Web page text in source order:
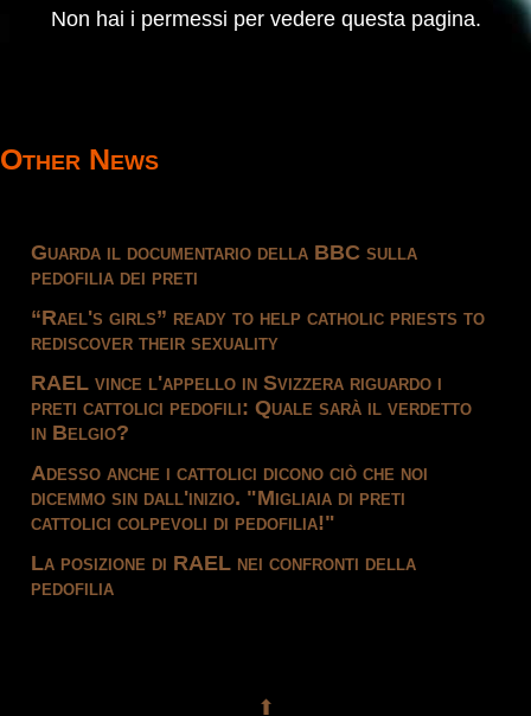
Non hai i permessi per vedere questa pagina.
Other News
Guarda il documentario della BBC sulla
pedofilia dei preti
“Rael's girls” ready to help catholic priests to
rediscover their sexuality
RAEL vince l'appello in Svizzera riguardo i
preti cattolici pedofili: Quale sarà il verdetto
in Belgio?
Adesso anche i cattolici dicono ciò che noi
dicemmo sin dall'inizio. "Migliaia di preti
cattolici colpevoli di pedofilia!"
La posizione di RAEL nei confronti della
pedofilia
⬆